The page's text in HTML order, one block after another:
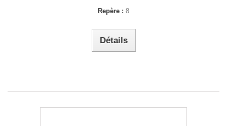
Repère : 8
Détails